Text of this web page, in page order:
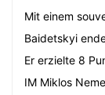
Mit einem
Baidetskyi
Er erzielte 8
IM Miklos